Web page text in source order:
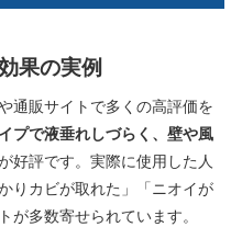
果の実例
通販サイトで多くの高評価を
プで液垂れしづらく、壁や風
好評です。実際に使用した人
りカビが取れた」「ニオイが
が多数寄せられています。